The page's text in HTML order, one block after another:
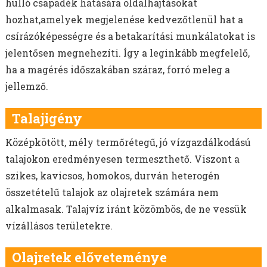
GABONÁK - TAVASZI
GABONÁK - ŐSZI
SZÓJA VETŐMAG
ÉVELŐ ROZS VETŐMAG
REPCE
GÖRÖGSZÉNA VETŐMAG
CSICSERIBORSÓ VETŐMAG
LÓBAB VETŐMAG
ŐSZI LENCSE VETŐMAG
OLAJLEN, OLAJTÖK VETŐMAG
FÉNYMAG VETŐMAG
MÁK VETŐMAG
hulló csapadék hatására oldalhajtásokat
hozhat,amelyek megjelenése kedvezőtlenül hat a
csírázóképességre és a betakarítási munkálatokat is
jelentősen megnehezíti. Így a leginkább megfelelő,
ha a magérés időszakában száraz, forró meleg a
jellemző.
Talajigény
Középkötött, mély termőrétegű, jó vízgazdálkodású
talajokon eredményesen termeszthető. Viszont a
szikes, kavicsos, homokos, durván heterogén
összetételű talajok az olajretek számára nem
alkalmasak. Talajvíz iránt közömbös, de ne vessük
vízállásos területekre.
Olajretek előveteménye